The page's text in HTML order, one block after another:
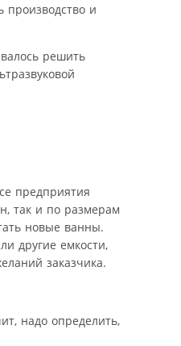
производство и
решить
предприятия
так и по размерам
новые ванны.
другие емкости,
заказчика.
надо определить,